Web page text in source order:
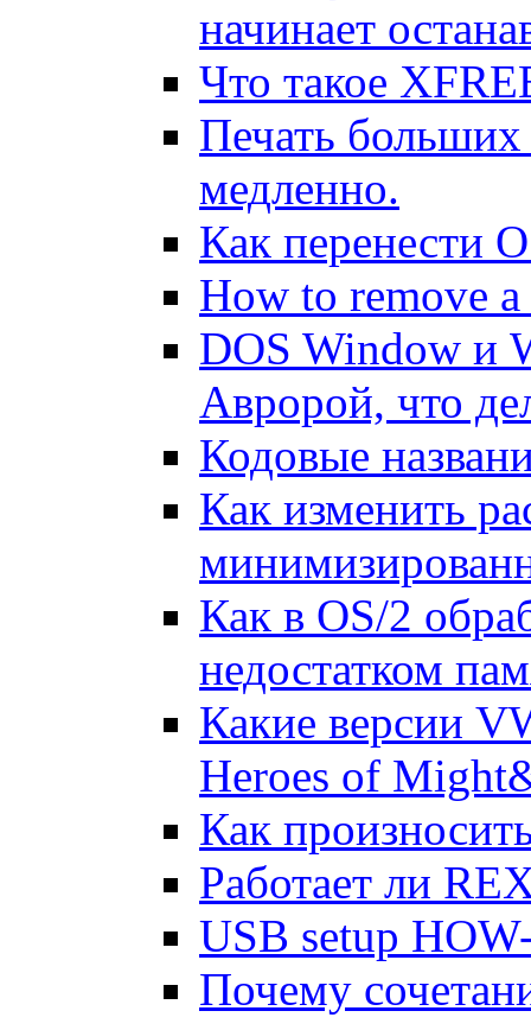
начинает
Что такое
Печать
медленно.
Как перенести
How to remove
DOS Window и
Авророй, что
Кодовые
Как изменить
Как в OS/2
недостатком
Какие версии
Heroes of
Как
Работает ли
USB setup
Почему